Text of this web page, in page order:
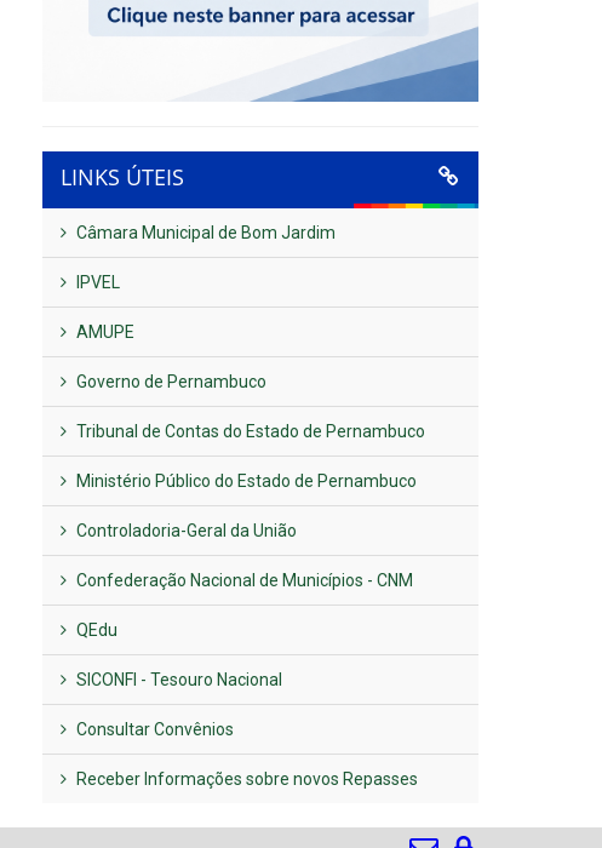
LINKS ÚTEIS
Câmara Municipal de Bom Jardim
IPVEL
AMUPE
Governo de Pernambuco
Tribunal de Contas do Estado de Pernambuco
Ministério Público do Estado de Pernambuco
Controladoria-Geral da União
Confederação Nacional de Municípios - CNM
QEdu
SICONFI - Tesouro Nacional
Consultar Convênios
Receber Informações sobre novos Repasses